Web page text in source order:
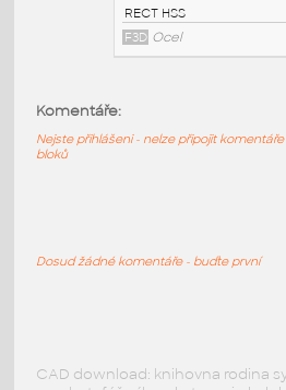
F3D Ocel
F3D Ocel
F3D Ocel
Komentáře:
Nejste přihlášeni - nelze připojit komentáře
bloků
Dosud žádné komentáře - buďte první
CAD download: knihovna rodina